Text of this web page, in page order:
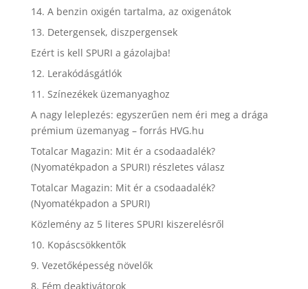
14. A benzin oxigén tartalma, az oxigenátok
13. Detergensek, diszpergensek
Ezért is kell SPURI a gázolajba!
12. Lerakódásgátlók
11. Színezékek üzemanyaghoz
A nagy leleplezés: egyszerűen nem éri meg a drága
prémium üzemanyag – forrás HVG.hu
Totalcar Magazin: Mit ér a csodaadalék?
(Nyomatékpadon a SPURI) részletes válasz
Totalcar Magazin: Mit ér a csodaadalék?
(Nyomatékpadon a SPURI)
Közlemény az 5 literes SPURI kiszerelésről
10. Kopáscsökkentők
9. Vezetőképesség növelők
8. Fém deaktivátorok